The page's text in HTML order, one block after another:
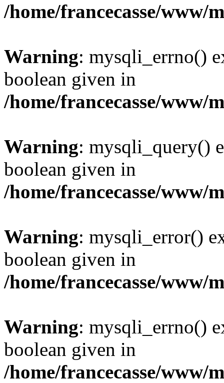
/home/francecasse/www/
Warning: mysqli_errno()
boolean given in
/home/francecasse/www/
Warning: mysqli_query()
boolean given in
/home/francecasse/www/
Warning: mysqli_error()
boolean given in
/home/francecasse/www/
Warning: mysqli_errno()
boolean given in
/home/francecasse/www/